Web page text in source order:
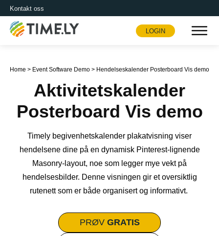
Kontakt oss
Timely
LOGIN
Home > Event Software Demo > Hendelseskalender Posterboard Vis demo
Aktivitetskalender
Posterboard Vis demo
Timely begivenhetskalender plakatvisning viser
hendelsene dine på en dynamisk Pinterest-lignende
Masonry-layout, noe som legger mye vekt på
hendelsesbilder. Denne visningen gir et oversiktlig
rutenett som er både organisert og informativt.
PRØV GRATIS